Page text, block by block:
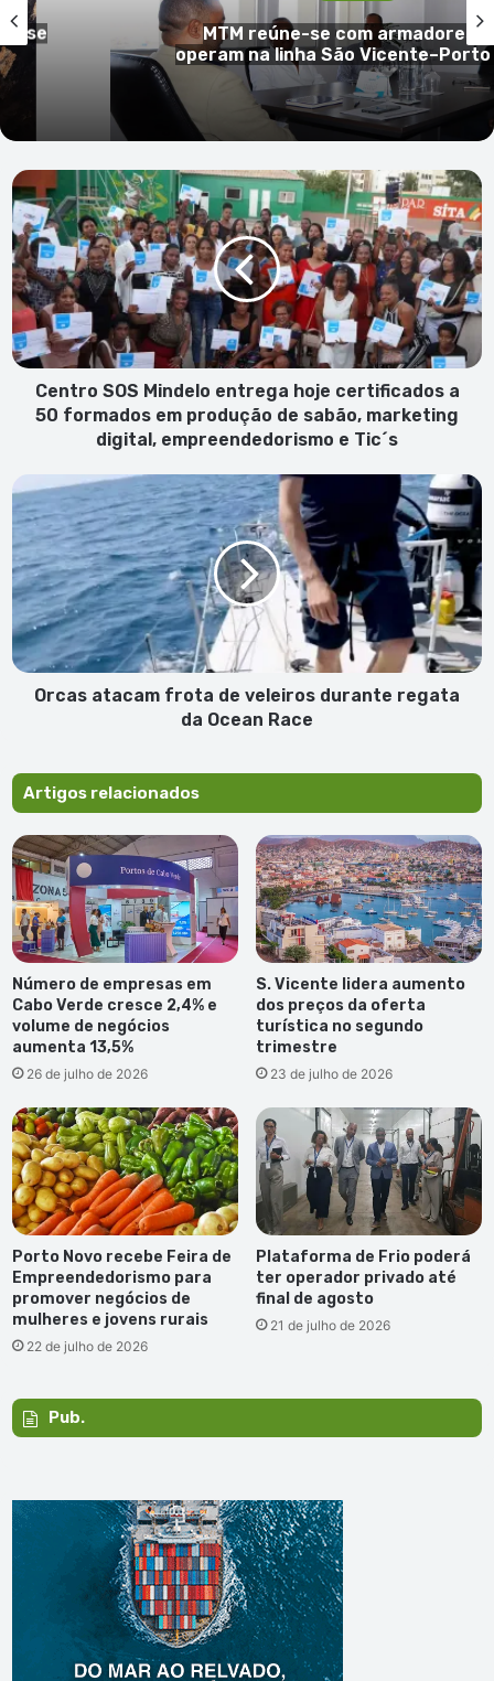
Jorge Spencer Lima defende
transferência de competências e
espaço definitivo para a FIC em
Vicente
Centro
SOS
Mindelo
entrega
hoje
certificados
a
50
formados
produção
marketing
digital,
empreendedorismo
e
Tic
´s
Centro SOS Mindelo entrega hoje certificados a
50 formados em produção de sabão, marketing
digital, empreendedorismo e Tic´s
Orcas
atacam
frota
de
veleiros
durante
regata
da
Ocean
RaceOrcas atacam frota de veleiros durante regata
da Ocean Race
Artigos relacionados
Número de empresas em
Cabo Verde cresce 2,4% e
volume de negócios
aumenta 13,5%
26 de julho de 2026
S. Vicente lidera aumento
dos preços da oferta
turística no segundo
trimestre
23 de julho de 2026
Porto Novo recebe Feira de
Empreendedorismo para
promover negócios de
mulheres e jovens rurais
22 de julho de 2026
Plataforma de Frio poderá
ter operador privado até
final de agosto
21 de julho de 2026
Pub.